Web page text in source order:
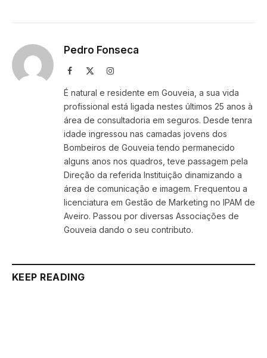
Pedro Fonseca
Facebook Instagram
É natural e residente em Gouveia, a sua vida
profissional está ligada nestes últimos 25 anos à
área de consultadoria em seguros. Desde tenra
idade ingressou nas camadas jovens dos
Bombeiros de Gouveia tendo permanecido
alguns anos nos quadros, teve passagem pela
Direção da referida Instituição dinamizando a
área de comunicação e imagem. Frequentou a
licenciatura em Gestão de Marketing no IPAM de
Aveiro. Passou por diversas Associações de
Gouveia dando o seu contributo.
KEEP READING